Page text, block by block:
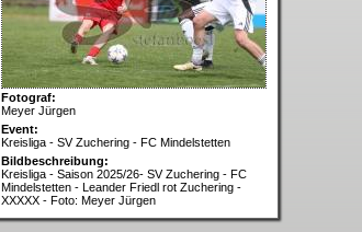
Fotograf:
Meyer Jürgen
Event:
Kreisliga - SV Zuchering - FC Mindelstetten
Bildbeschreibung:
Kreisliga - Saison 2025/26- SV Zuchering - FC
Mindelstetten - Leander Friedl rot Zuchering -
XXXXX - Foto: Meyer Jürgen